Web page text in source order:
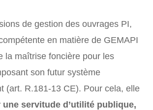
de gestion des ouvrages PI,
en matière de GEMAPI
la maîtrise foncière pour les
son futur système
(art. R.181-13 CE). Pour cela, elle
servitude d’utilité publique,